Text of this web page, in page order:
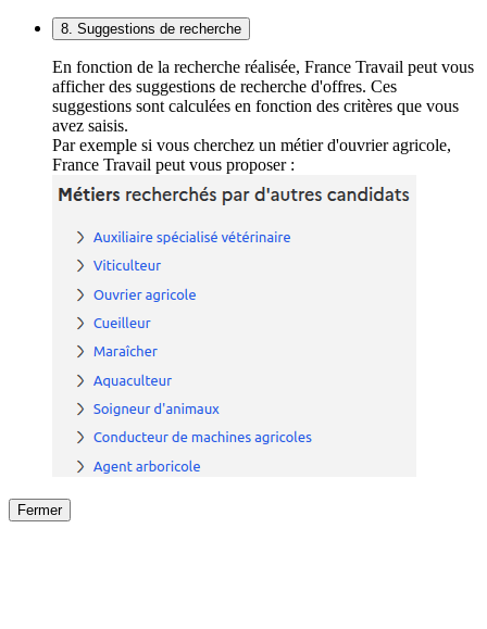
8. Suggestions de recherche
En fonction de la recherche réalisée, France Travail peut vous
afficher des suggestions de recherche d'offres. Ces
suggestions sont calculées en fonction des critères que vous
avez saisis.
Par exemple si vous cherchez un métier d'ouvrier agricole,
France Travail peut vous proposer :
Fermer